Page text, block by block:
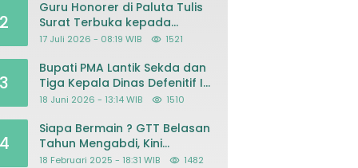
2
Guru Honorer di Paluta Tulis
Surat Terbuka kepada
Presiden Prabowo, Mohon
Kriminalisasi
17 Juli 2026 - 08:19 WIB 1521
3
Bupati PMA Lantik Sekda dan
Tiga Kepala Dinas Defenitif Ini
orangnya
18 Juni 2026 - 13:14 WIB 1510
Siapa Bermain ? GTT Belasan
Tahun Mengabdi, Kini
Dikeluarkan Sepihak Dari
18 Februari 2025 - 18:31 WIB 1482